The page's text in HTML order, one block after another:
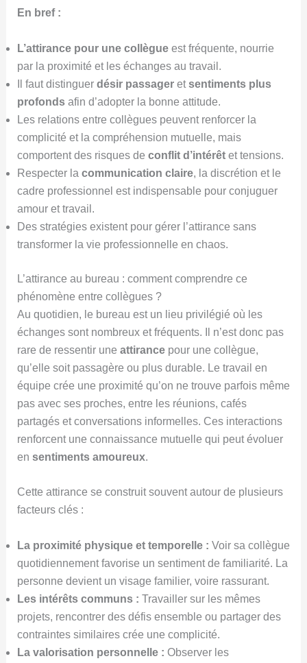
En bref :
L’attirance pour une collègueest fréquente, nourrie
par la proximité et les échanges au travail.
Il faut distinguer désir passageretsentiments plus
profondsafin d’adopter la bonne attitude.
Les relations entre collègues peuvent renforcer la
complicité et la compréhension mutuelle, mais
comportent des risques de conflit d’intérêtet tensions.
Respecter la communication claire, la discrétion et le
cadre professionnel est indispensable pour conjuguer
amour et travail.
Des stratégies existent pour gérer l’attirance sans
transformer la vie professionnelle en chaos.
L’attirance au bureau : comment comprendre ce
phénomène entre collègues ?
Au quotidien, le bureau est un lieu privilégié où les
échanges sont nombreux et fréquents. Il n’est donc pas
rare de ressentir une attirancepour une collègue,
qu’elle soit passagère ou plus durable. Le travail en
équipe crée une proximité qu’on ne trouve parfois même
pas avec ses proches, entre les réunions, cafés
partagés et conversations informelles. Ces interactions
renforcent une connaissance mutuelle qui peut évoluer
en sentiments amoureux.
Cette attirance se construit souvent autour de plusieurs
facteurs clés :
La proximité physique et temporelle : Voir sa collègue
quotidiennement favorise un sentiment de familiarité. La
personne devient un visage familier, voire rassurant.
Les intérêts communs : Travailler sur les mêmes
projets, rencontrer des défis ensemble ou partager des
contraintes similaires crée une complicité.
La valorisation personnelle : Observer les